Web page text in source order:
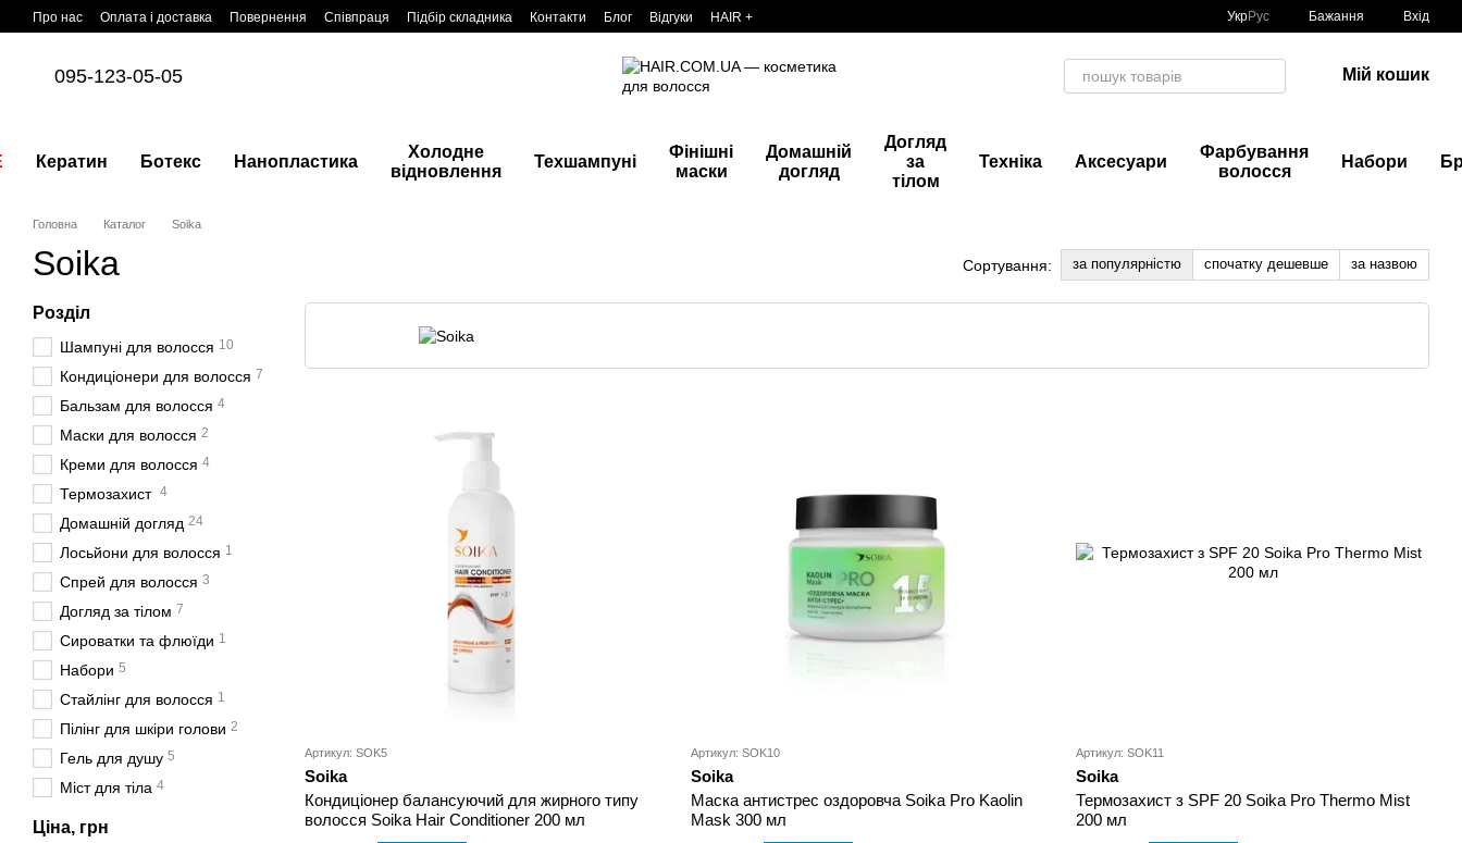
Перейти до основного контенту
Про нас Оплата і доставка Повернення Співпраця Підбір складника Контакти Блог Відгуки HAIR + УкрРус Бажання Вхід
095-123-05-05 Мій кошик
Кератин Ботекс Нанопластика
Холодне
відновлення
Техшампуні
Фінішні
маски
Домашній
догляд
Догляд
за
тілом
Техніка Аксесуари
Фарбування
волосся
Набори
Головна Каталог Soika
Soika Сортування: за популярністю спочатку дешевше за назвою
Артикул: SOK5
Soika
Кондиціонер балансуючий для жирного типу
волосся Soika Hair Conditioner 200 мл
Артикул: SOK10
Soika
Маска антистрес оздоровча Soika Pro Kaolin
Mask 300 мл
Артикул: SOK11
Soika
Термозахист з SPF 20 Soika Pro Thermo Mist
200 мл
Розділ
Шампуні для волосся 10
Кондиціонери для волосся 7
Бальзам для волосся 4
Маски для волосся 2
Креми для волосся 4
Термозахист 4
Домашній догляд 24
Лосьйони для волосся 1
Спрей для волосся 3
Догляд за тілом 7
Сироватки та флюїди 1
Набори 5
Стайлінг для волосся 1
Пілінг для шкіри голови 2
Гель для душу 5
Міст для тіла 4
Ціна, грн